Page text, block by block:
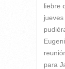
liebre
para